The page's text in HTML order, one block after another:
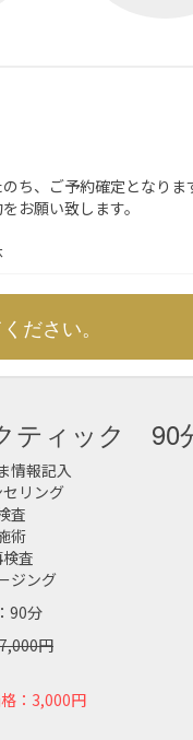
ち、ご予約確定となりま
お願い致します。
ださい。
ティック 90
情報記入
セリング
査
術
検査
ジング
90分
円
：3,000円